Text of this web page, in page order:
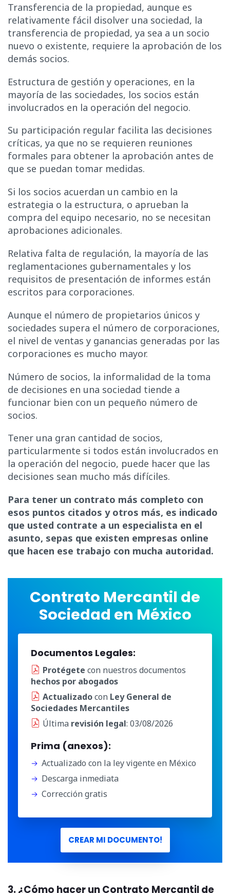
Transferencia de la propiedad, aunque es
relativamente fácil disolver una sociedad, la
transferencia de propiedad, ya sea a un socio
nuevo o existente, requiere la aprobación de los
demás socios.
Estructura de gestión y operaciones, en la
mayoría de las sociedades, los socios están
involucrados en la operación del negocio.
Su participación regular facilita las decisiones
críticas, ya que no se requieren reuniones
formales para obtener la aprobación antes de
que se puedan tomar medidas.
Si los socios acuerdan un cambio en la
estrategia o la estructura, o aprueban la
compra del equipo necesario, no se necesitan
aprobaciones adicionales.
Relativa falta de regulación, la mayoría de las
reglamentaciones gubernamentales y los
requisitos de presentación de informes están
escritos para corporaciones.
Aunque el número de propietarios únicos y
sociedades supera el número de corporaciones,
el nivel de ventas y ganancias generadas por las
corporaciones es mucho mayor.
Número de socios, la informalidad de la toma
de decisiones en una sociedad tiende a
funcionar bien con un pequeño número de
socios.
Tener una gran cantidad de socios,
particularmente si todos están involucrados en
la operación del negocio, puede hacer que las
decisiones sean mucho más difíciles.
Para tener un contrato más completo con
esos puntos citados y otros más, es indicado
que usted contrate a un especialista en el
asunto, sepas que existen empresas online
que hacen ese trabajo con mucha autoridad.
Contrato Mercantil de
Sociedad en México
Documentos Legales:
Protégete con nuestros documentos
hechos por abogados
Actualizadocon Ley General de
Sociedades Mercantiles
Última revisión legal: 03/08/2026
Prima (anexos):
Actualizado con la ley vigente en México
Descarga inmediata
Corrección gratis
CREAR MI DOCUMENTO!
3. ¿Cómo hacer un Contrato Mercantil de